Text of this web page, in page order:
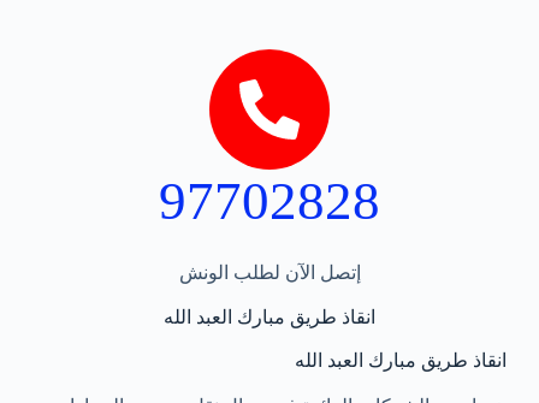
97702828
إتصل الآن لطلب الونش
انقاذ طريق مبارك العبد الله
انقاذ طريق مبارك العبد الله